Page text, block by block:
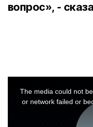
вопрос», -
The media could not
or network failed or